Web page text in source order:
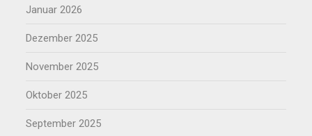
Januar 2026
Dezember 2025
November 2025
Oktober 2025
September 2025